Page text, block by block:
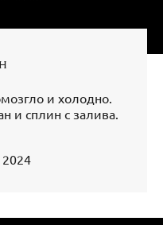
и холодно.
и сплин с залива.